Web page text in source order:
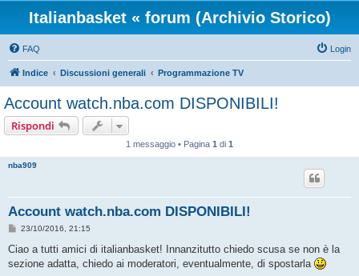
Italianbasket « forum (Archivio Storico)
FAQ Login
Indice Discussioni generali Programmazione TV
Account watch.nba.com DISPONIBILI!
Rispondi
1 messaggio • Pagina 1 di 1
nba909
Account watch.nba.com DISPONIBILI!
M
s
a
23/10/2016, 21:15
Ciao a tutti amici di italianbasket! Innanzitutto chiedo scusa se non è la
sezione adatta, chiedo ai moderatori, eventualmente, di spostarla